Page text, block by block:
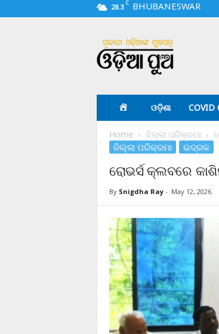
28.3 C BHUBANESWAR
i
a
ଓଡ଼ିଶା COVID
Home ଜିଲ୍ଲା ପରିକ୍ରମା
ଜିଲ୍ଲା ପରିକ୍ରମା ଭଦ୍ରକ
ରୋଭର୍ସ କ୍ଲବରେ
By Snigdha Ray- May 12, 2026